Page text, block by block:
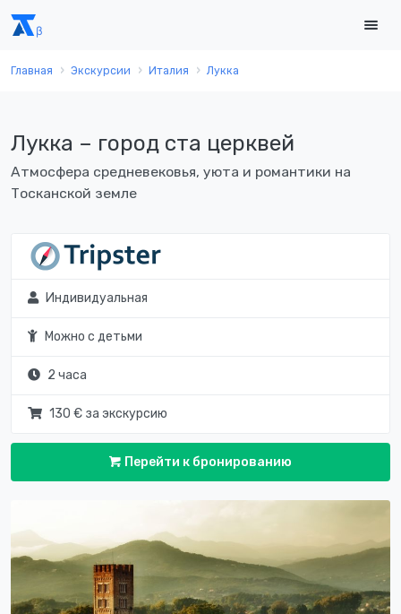
Главная Экскурсии Италия Лукка
Лукка – город ста церквей
Атмосфера средневековья, уюта и романтики на
Тосканской земле
Индивидуальная
Можно с детьми
2 часа
130 € за экскурсию
Перейти к бронированию